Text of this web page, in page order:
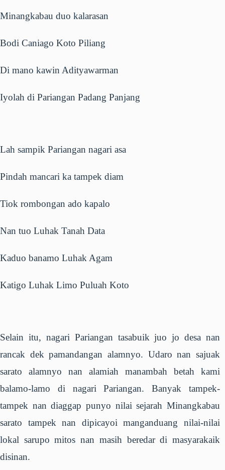
Minangkabau duo kalarasan
Bodi Caniago Koto Piliang
Di mano kawin Adityawarman
Iyolah di Pariangan Padang Panjang
Lah sampik Pariangan nagari asa
Pindah mancari ka tampek diam
Tiok rombongan ado kapalo
Nan tuo Luhak Tanah Data
Kaduo banamo Luhak Agam
Katigo Luhak Limo Puluah Koto
Selain itu, nagari Pariangan tasabuik juo jo desa nan
rancak dek pamandangan alamnyo. Udaro nan sajuak
sarato alamnyo nan alamiah manambah betah kami
balamo-lamo di nagari Pariangan. Banyak tampek-
tampek nan diaggap punyo nilai sejarah Minangkabau
sarato tampek nan dipicayoi manganduang nilai-nilai
lokal sarupo mitos nan masih beredar di masyarakaik
disinan.